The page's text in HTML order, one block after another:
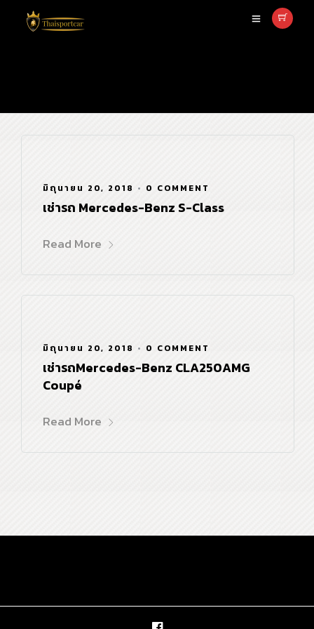
มิถุนายน 20, 2018 • 0 COMMENT
เช่ารถ Mercedes-Benz S-Class
Read More
มิถุนายน 20, 2018 • 0 COMMENT
เช่ารถMercedes-Benz CLA250AMG
Coupé
Read More